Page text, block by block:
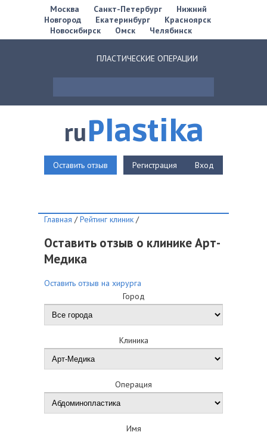
Москва Санкт-Петербург
Нижний
Новгород
Екатеринбург
Красноярск
Новосибирск
Омск Челябинск
ПЛАСТИЧЕСКИЕ ОПЕРАЦИИ
ruPlastika
Оставить отзыв Регистрация Вход
Главная / Рейтинг клиник /
Оставить отзыв о клинике Арт-
Медика
Оставить отзыв на хирурга
Город
Клиника
Операция
Имя